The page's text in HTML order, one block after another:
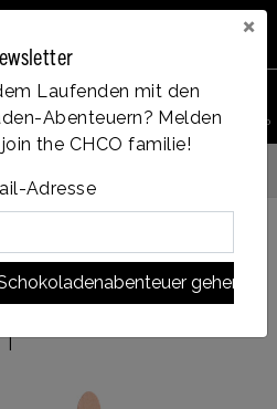
×
Laufenden mit den
Abenteuern? Melden
the CHCO familie!
Adresse
gehen!
Vanaf €35, gratis verzending
|
Menu Wunschzettel Ihr Warenkorb